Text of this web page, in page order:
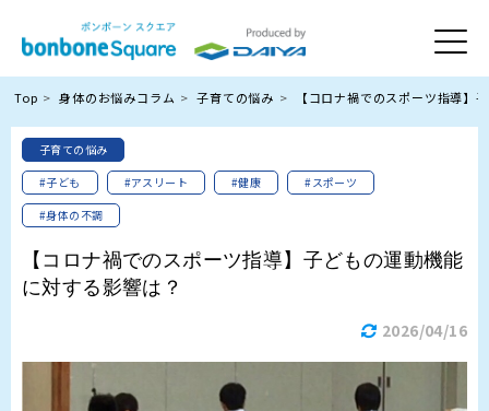
Top 身体のお悩みコラム 子育ての悩み 【コロナ禍でのスポーツ指導】
子育ての悩み
#子ども
#アスリート #健康
#スポーツ
#身体の不調
【コロナ禍でのスポーツ指導】子どもの運動機能
に対する影響は？
2026/04/16